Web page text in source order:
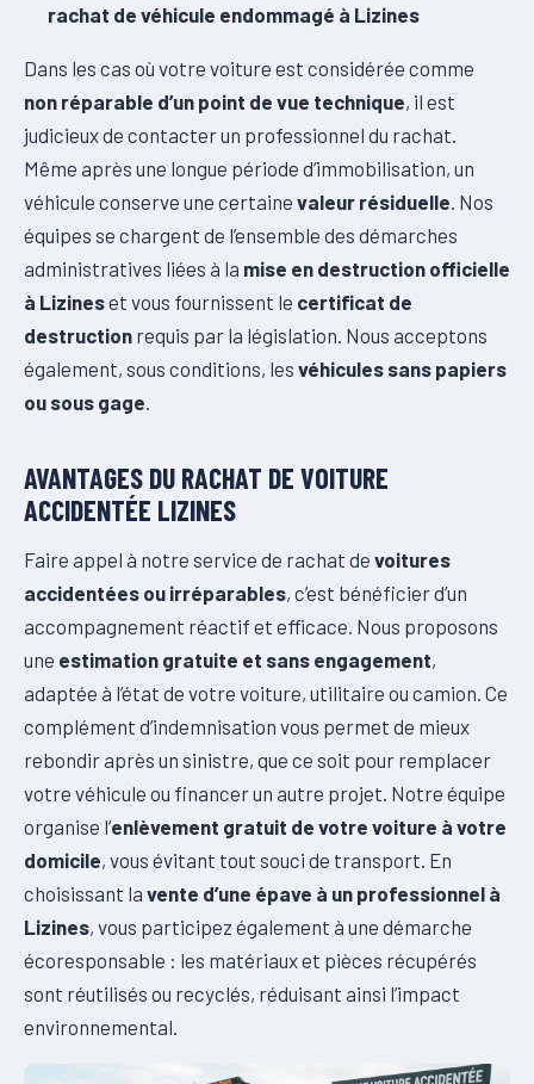
rachat de véhicule endommagé à Lizines
Dans les cas où votre voiture est considérée comme
non réparable d’un point de vue technique, il est
judicieux de contacter un professionnel du rachat.
Même après une longue période d’immobilisation, un
véhicule conserve une certaine valeur résiduelle . Nos
équipes se chargent de l’ensemble des démarches
administratives liées à la mise en destruction officielle
à Lizineset vous fournissent le certificat de
destruction requis par la législation. Nous acceptons
également, sous conditions, les véhicules sans papiers
ou sous gage
AVANTAGES DU RACHAT DE VOITURE
ACCIDENTÉE LIZINES
Faire appel à notre service de rachat de voitures
accidentées ou irréparables, c’est bénéficier d’un
accompagnement réactif et efficace. Nous proposons
une estimation gratuite et sans engagement,
adaptée à l’état de votre voiture, utilitaire ou camion. Ce
complément d’indemnisation vous permet de mieux
rebondir après un sinistre, que ce soit pour remplacer
votre véhicule ou financer un autre projet. Notre équipe
organise l’enlèvement gratuit de votre voiture à votre
domicile, vous évitant tout souci de transport. En
choisissant la vente d’une épave à un professionnel à
Lizines, vous participez également à une démarche
écoresponsable : les matériaux et pièces récupérés
sont réutilisés ou recyclés, réduisant ainsi l’impact
environnemental.